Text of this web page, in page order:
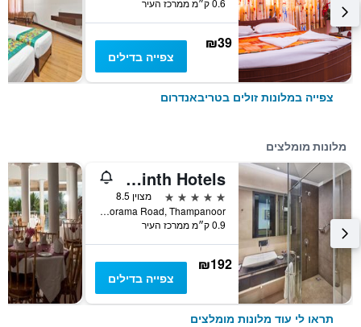
0.6 ק״מ ממרכז העיר
₪39
צפייה בדילים
צפייה במלונות זולים בטריבאנדרום
מלונות מומלצים
Hycinth Hotels
5 כוכבים
מצוין 8.5
Manorama Road, Thampanoor, טריבאנדרום, הודו
0.9 ק״מ ממרכז העיר
₪192
צפייה בדילים
תראו לי עוד מלונות מומלצים